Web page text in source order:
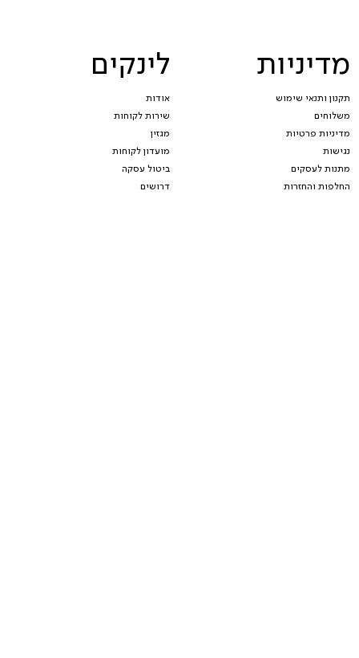
מדיניות
תקנון ותנאי שימוש
משלוחים
מדיניות פרטיות
נגישות
מתנות לעסקים
החלפות והחזרות
לינקים
אודות
שירות לקוחות
מגזין
מועדון לקוחות
ביטול עסקה
דרושים